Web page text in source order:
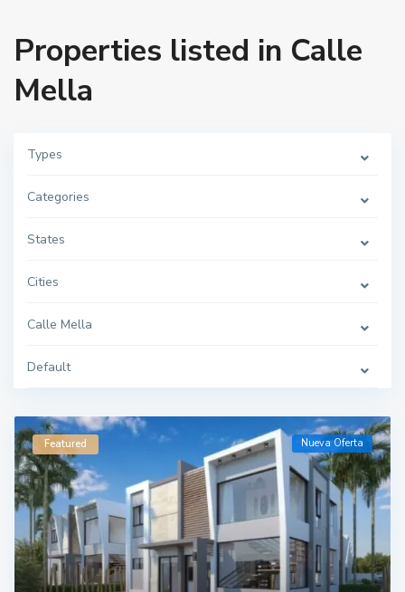
Properties listed in Calle
Mella
Types
Categories
States
Cities
Calle Mella
Default
Featured Nueva Oferta